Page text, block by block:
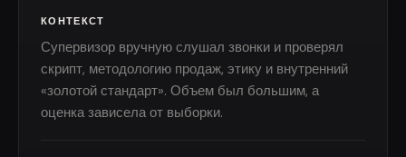
КОНТЕКСТ
Супервизор вручную слушал звонки и проверял
скрипт, методологию продаж, этику и внутренний
«золотой стандарт». Объем был большим, а
оценка зависела от выборки.